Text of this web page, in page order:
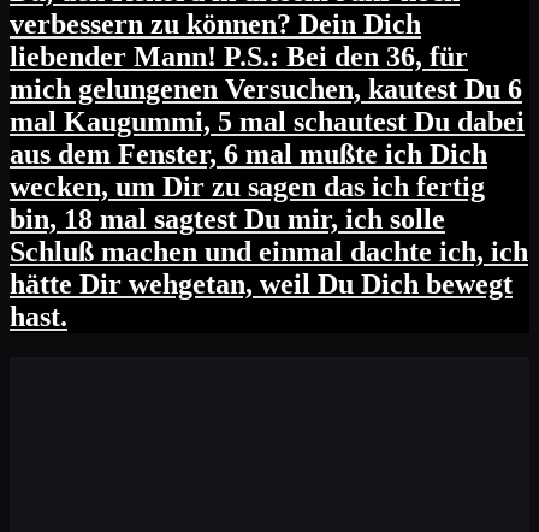
verbessern zu können? Dein Dich
liebender Mann! P.S.: Bei den 36, für
mich gelungenen Versuchen, kautest Du 6
mal Kaugummi, 5 mal schautest Du dabei
aus dem Fenster, 6 mal mußte ich Dich
wecken, um Dir zu sagen das ich fertig
bin, 18 mal sagtest Du mir, ich solle
Schluß machen und einmal dachte ich, ich
hätte Dir wehgetan, weil Du Dich bewegt
hast.